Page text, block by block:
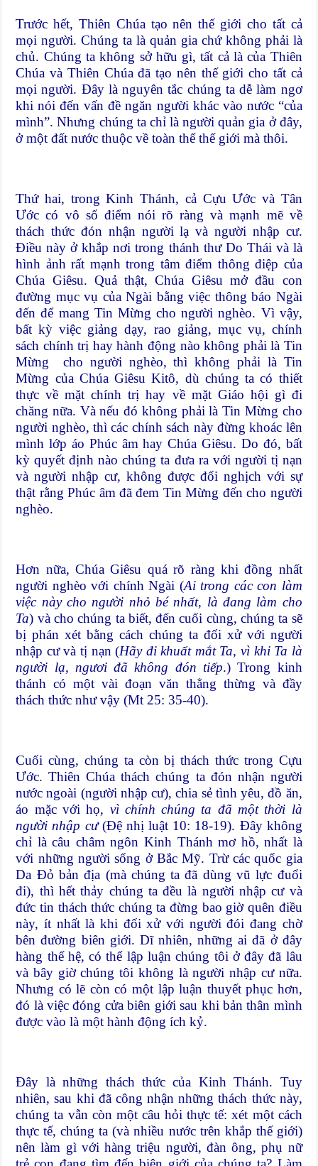
Trước hết, Thiên Chúa tạo nên thế giới cho tất cả
mọi người. Chúng ta là quản gia chứ không phải là
chủ. Chúng ta không sở hữu gì, tất cả là của Thiên
Chúa và Thiên Chúa đã tạo nên thế giới cho tất cả
mọi người. Đây là nguyên tắc chúng ta dễ làm ngơ
khi nói đến vấn đề ngăn người khác vào nước “của
mình”. Nhưng chúng ta chỉ là người quản gia ở đây,
ở một đất nước thuộc về toàn thể thế giới mà thôi.
Thứ hai, trong Kinh Thánh, cả Cựu Ước và Tân
Ước có vô số điểm nói rõ ràng và mạnh mẽ về
thách thức đón nhận người lạ và người nhập cư.
Điều này ở khắp nơi trong thánh thư Do Thái và là
hình ảnh rất mạnh trong tâm điểm thông điệp của
Chúa Giêsu. Quả thật, Chúa Giêsu mở đầu con
đường mục vụ của Ngài bằng việc thông báo Ngài
đến để mang Tin Mừng cho người nghèo. Vì vậy,
bất kỳ việc giảng dạy, rao giảng, mục vụ, chính
sách chính trị hay hành động nào không phải là Tin
Mừng cho người nghèo, thì không phải là Tin
Mừng của Chúa Giêsu Kitô, dù chúng ta có thiết
thực về mặt chính trị hay về mặt Giáo hội gì đi
chăng nữa. Và nếu đó không phải là Tin Mừng cho
người nghèo, thì các chính sách này đừng khoác lên
mình lớp áo Phúc âm hay Chúa Giêsu. Do đó, bất
kỳ quyết định nào chúng ta đưa ra với người tị nạn
và người nhập cư, không được đối nghịch với sự
thật rằng Phúc âm đã đem Tin Mừng đến cho người
nghèo.
Hơn nữa, Chúa Giêsu quá rõ ràng khi đồng nhất
người nghèo với chính Ngài (Ai trong các con làm
việc này cho người nhỏ bé nhất, là đang làm cho
Ta) và cho chúng ta biết, đến cuối cùng, chúng ta sẽ
bị phán xét bằng cách chúng ta đối xử với người
nhập cư và tị nạn (Hãy đi khuất mắt Ta, vì khi Ta là
người lạ, ngươi đã không đón tiếp.) Trong kinh
thánh có một vài đoạn văn thẳng thừng và đầy
thách thức như vậy (Mt 25: 35-40).
Cuối cùng, chúng ta còn bị thách thức trong Cựu
Ước. Thiên Chúa thách chúng ta đón nhận người
nước ngoài (người nhập cư), chia sẻ tình yêu, đồ ăn,
áo mặc với họ, vì chính chúng ta đã một thời là
người nhập cư(Đệ nhị luật 10: 18-19). Đây không
chỉ là câu châm ngôn Kinh Thánh mơ hồ, nhất là
với những người sống ở Bắc Mỹ. Trừ các quốc gia
Da Đỏ bản địa (mà chúng ta đã dùng vũ lực đuổi
đi), thì hết thảy chúng ta đều là người nhập cư và
đức tin thách thức chúng ta đừng bao giờ quên điều
này, ít nhất là khi đối xử với người đói đang chờ
bên đường biên giới. Dĩ nhiên, những ai đã ở đây
hàng thế hệ, có thể lập luận chúng tôi ở đây đã lâu
và bây giờ chúng tôi không là người nhập cư nữa.
Nhưng có lẽ còn có một lập luận thuyết phục hơn,
đó là việc đóng cửa biên giới sau khi bản thân mình
được vào là một hành động ích kỷ.
Đây là những thách thức của Kinh Thánh. Tuy
nhiên, sau khi đã công nhận những thách thức này,
chúng ta vẫn còn một câu hỏi thực tế: xét một cách
thực tế, chúng ta (và nhiều nước trên khắp thế giới)
nên làm gì với hàng triệu người, đàn ông, phụ nữ